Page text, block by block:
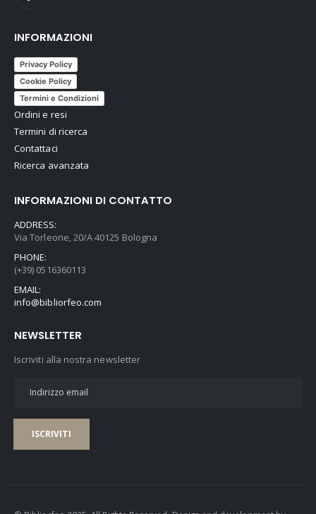
INFORMAZIONI
Privacy Policy
Cookie Policy
Termini e Condizioni
Ordini e resi
Termini di ricerca
Contattaci
Ricerca avanzata
INFORMAZIONI DI CONTATTO
ADDRESS:
Via Torleone, 20/A 40125 Bologna
PHONE:
(+39) 0516360113
EMAIL:
info@bibliorfeo.com
NEWSLETTER
Iscriviti alla nostra newsletter
ISCRIVITI